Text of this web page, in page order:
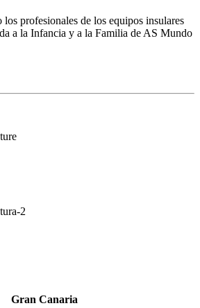
profesionales de los equipos insulares
a la Infancia y a la Familia de AS Mundo
Gran Canaria